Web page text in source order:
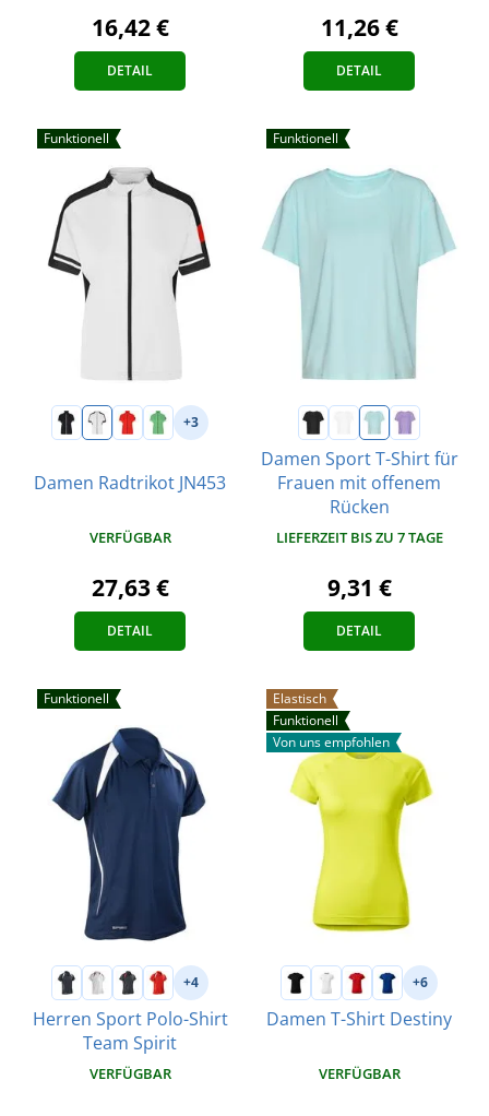
16,42 €
DETAIL
11,26 €
DETAIL
Funktionell
+3
Damen Radtrikot JN453
VERFÜGBAR
27,63 €
DETAIL
Funktionell
Damen Sport T-Shirt für
Frauen mit offenem
Rücken
LIEFERZEIT BIS ZU 7 TAGE
9,31 €
DETAIL
Funktionell
+4
Herren Sport Polo-Shirt
Team Spirit
VERFÜGBAR
Elastisch
Funktionell
Von uns empfohlen
+6
Damen T-Shirt Destiny
VERFÜGBAR